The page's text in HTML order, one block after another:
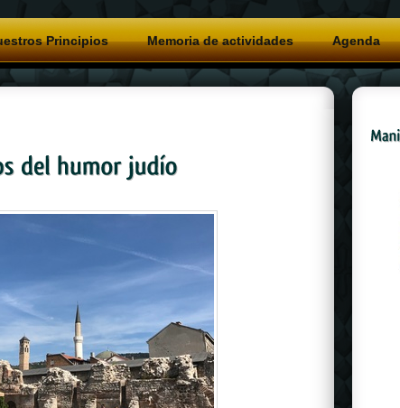
Principios Memoria de actividades Agenda